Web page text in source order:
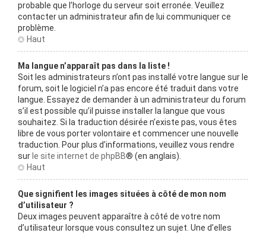
probable que l’horloge du serveur soit erronée. Veuillez
contacter un administrateur afin de lui communiquer ce
problème.
Haut
Ma langue n’apparaît pas dans la liste !
Soit les administrateurs n’ont pas installé votre langue sur le
forum, soit le logiciel n’a pas encore été traduit dans votre
langue. Essayez de demander à un administrateur du forum
s’il est possible qu’il puisse installer la langue que vous
souhaitez. Si la traduction désirée n’existe pas, vous êtes
libre de vous porter volontaire et commencer une nouvelle
traduction. Pour plus d’informations, veuillez vous rendre
sur le site internet de phpBB® (en anglais).
Haut
Que signifient les images situées à côté de mon nom
d’utilisateur ?
Deux images peuvent apparaître à côté de votre nom
d’utilisateur lorsque vous consultez un sujet. Une d’elles